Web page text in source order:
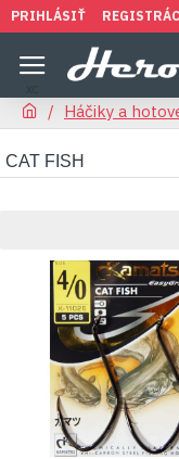
PRIHLÁSIŤ
Háčiky a
CAT FISH